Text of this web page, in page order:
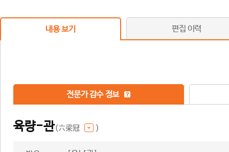
내용 보기 편집 이력
전문가 감수 정보
육량-관(六梁冠 )